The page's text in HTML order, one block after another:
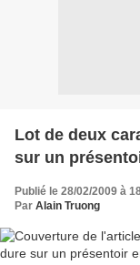
Lot de deux
sur un
Publié le 28/02/2009 à
Par Alain Truong